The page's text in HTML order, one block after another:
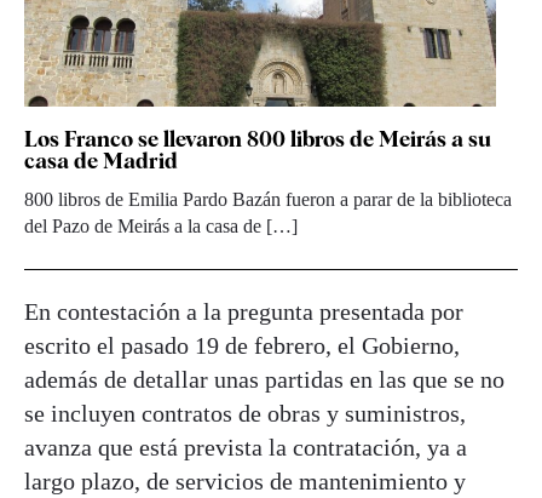
Los Franco se llevaron 800 libros de Meirás a su
casa de Madrid
800 libros de Emilia Pardo Bazán fueron a parar de la biblioteca
del Pazo de Meirás a la casa de […]
En contestación a la pregunta presentada por
escrito el pasado 19 de febrero, el Gobierno,
además de detallar unas partidas en las que se no
se incluyen contratos de obras y suministros,
avanza que está prevista la contratación, ya a
largo plazo, de servicios de mantenimiento y